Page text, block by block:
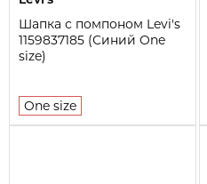
Шапка с помпоном Levi's
1159837185 (Синий One
size)
One size